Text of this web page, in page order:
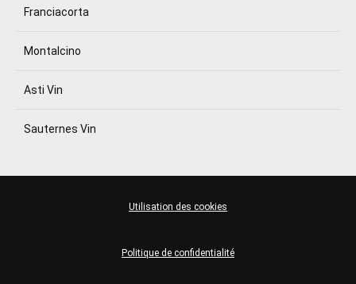
Franciacorta
Montalcino
Asti Vin
Sauternes Vin
Politique de confidentialité
Utilisation des cookies